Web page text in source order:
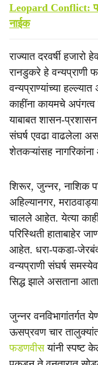
Leopard Conflict:
नाईक
राज्यात दरवर्षी हजारो
रानडुकरे हे वन्यप्राणी
वन्यप्राण्यांच्या
काहींना कायमचे
याबाबत शासन-प्रशासन
संघर्ष एवढा वाढलेला
शेतकऱ्यांसह
शिरूर, जुन्नर, नाशिक
अहिल्यानगर,
चालले आहेत. येत्या
परिस्थिती हाताबाहेर
आहेत. धरा-पकडा-
वन्यप्राणी संघर्ष
सिद्ध झाले असताना
जुन्नर वनविभागांतर्गत
ऊसप्रवण चार
फडणवीसयांनी स्पष्ट